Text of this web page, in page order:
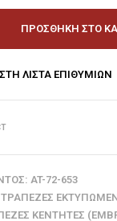
ΠΡΟΣΘΉΚΗ ΣΤΟ
ΛΊΣΤΑ ΕΠΙΘΥΜΙΏΝ
AT-72-653
ΚΕΝΤΗΤΈΣ